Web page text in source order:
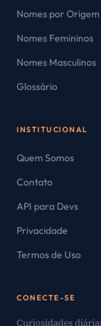
Nomes por Origem
Nomes Femininos
Nomes Masculinos
Glossário
INSTITUCIONAL
Quem Somos
Contato
API para Devs
Privacidade
Termos de Uso
CONECTE-SE
Curiosidades